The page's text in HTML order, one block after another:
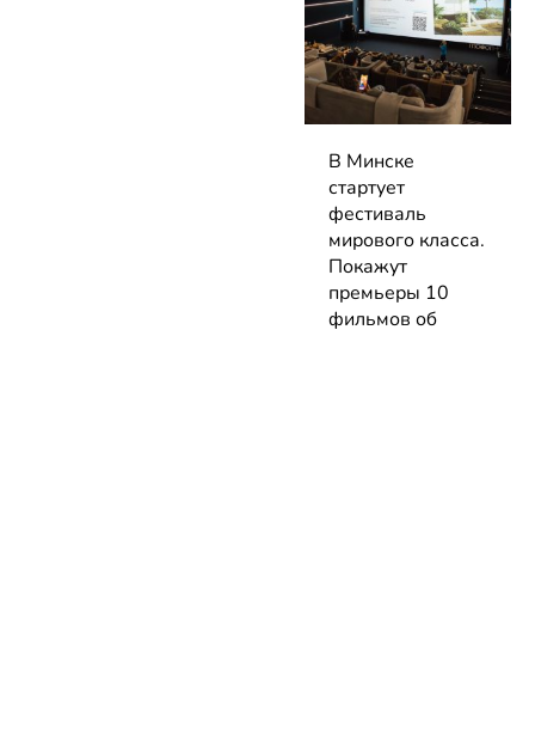
В Минске
стартует
фестиваль
мирового класса.
Покажут
премьеры 10
фильмов об